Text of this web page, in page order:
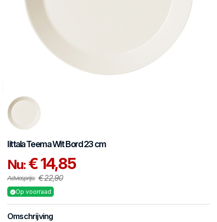
IittalaTeema WitBord 23 cm
Nu:€ 14,85
Adviesprijs: € 22,90
Op voorraad
Omschrijving